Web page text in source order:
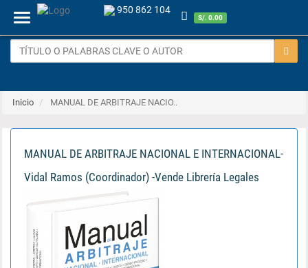
Menu
950 862 104
S/. 0.00
Inicio MANUAL DE ARBITRAJE NACIO..
MANUAL DE ARBITRAJE NACIONAL E INTERNACIONAL-
Vidal Ramos (Coordinador) -Vende Librería Legales